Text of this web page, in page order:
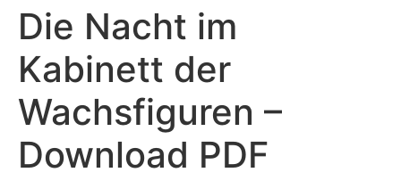
Die Nacht im
Kabinett der
Wachsfiguren –
Download PDF